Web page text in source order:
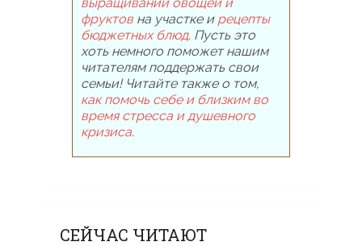
фруктовна участке и рецепты
бюджетных блюд. Пусть это
хоть немного поможет нашим
читателям поддержать свои
семьи! Читайте также о том,
как помочь себе и близким во
время стресса и душевного
кризиса.
СЕЙЧАС ЧИТАЮТ